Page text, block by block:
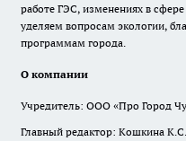
работе ГЭС, изменениях в
уделяем вопросам экологии,
программам города.
О компании
Учредитель: ООО «Про Город
Главный редактор: Кошкина К.С.